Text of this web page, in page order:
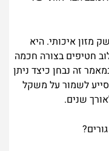
מזון איכותי. היא
חטיפים בצורה חכמה
זה נבחן כיצד ניתן
לשמור על משקל
שנים.